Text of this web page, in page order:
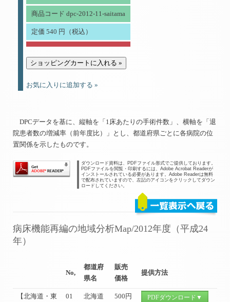
商品コード dpc-2012-11-saitama
定価 540 円（税込）
お気に入りに追加する »
DPCデータを基に、縦軸を「1床あたりの手術件数」、横軸を「退
院患者数の増減率（前年度比）」とし、都道府県ごとに各病院の位
置関係を示したものです。
ダウンロード資料は、PDFファイル形式でご提供しております。
PDFファイルを閲覧・印刷するには、Adobe Acrobat Readerが
インストールされている必要があります。Adobe Readerは無料
で配布されていますので、左記のアイコンをクリックしてダウン
ロードしてください。
病床機能再編の地域分析Map/2012年度（平成24
年）
No,
都道府
県名
販売
価格
提供方法
【北海道・東
01 北海道 500円 PDFダウンロード▼